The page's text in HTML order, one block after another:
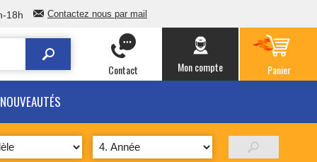
18h Contactez nous par mail
Contact Mon compte Panier
NOUVEAUTÉS